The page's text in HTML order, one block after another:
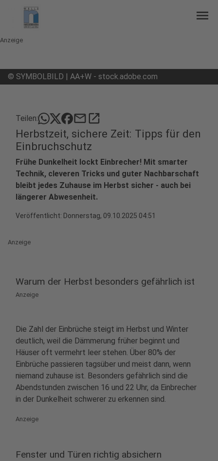
menu
Anzeige
© SYMBOLBILD | AA+W - stock.adobe.com
Teilen: mailopen_in_new
Herbstzeit, sichere Zeit: Tipps für den
Einbruchschutz
Frühe Dunkelheit lockt Einbrecher! Mit smarter
Technik, cleveren Tricks und guter Nachbarschaft
bleibt jedes Zuhause im Herbst sicher - auch bei
längerer Abwesenheit.
Veröffentlicht: Donnerstag, 09.10.2025 04:51
Anzeige
Warum der Herbst besonders gefährlich ist
Anzeige
Die Zahl der Einbrüche steigt im Herbst und Winter
deutlich, weil die Dämmerung früher beginnt und
Häuser oft vermehrt leer stehen. Über 80% der
Einbrüche passieren tagsüber und meist dann, wenn
niemand zuhause ist. Besonders gefährlich sind die
Abendstunden zwischen 16 und 22 Uhr, da Einbrecher
in der Dunkelheit schwerer zu erkennen sind.
Anzeige
Fenster und Türen richtig absichern